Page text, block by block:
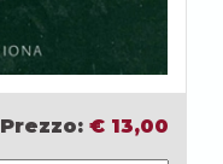
Prezzo: € 13,00